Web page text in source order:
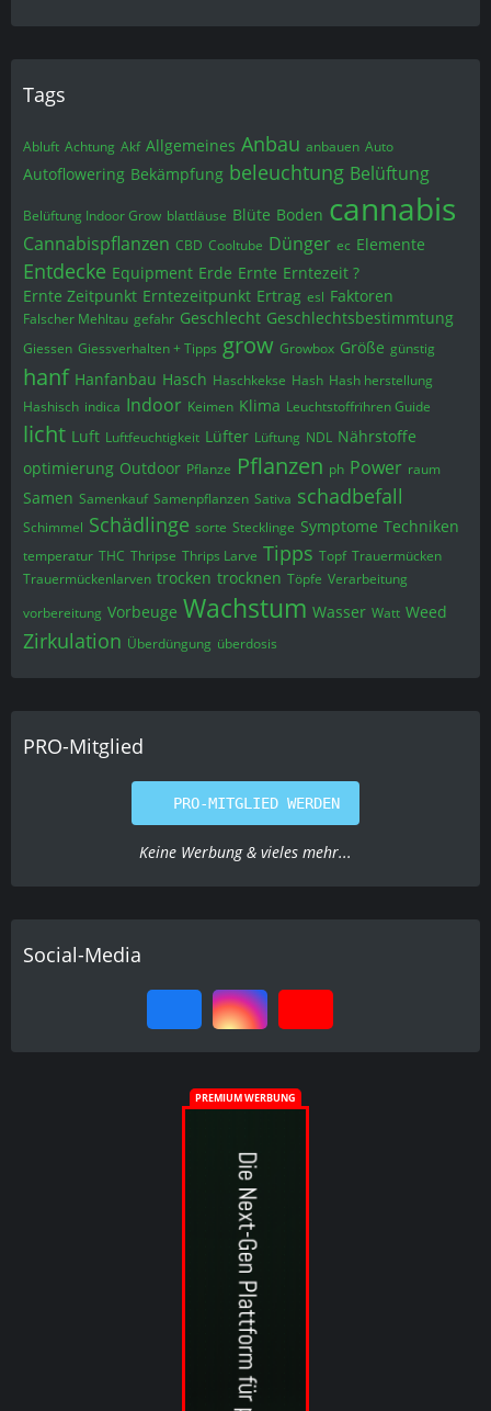
Tags
Abluft Achtung Akf Allgemeines Anbau anbauen Auto
Autoflowering Bekämpfung beleuchtung Belüftung
Belüftung Indoor Grow blattläuse Blüte Boden cannabis
Cannabispflanzen CBD Cooltube Dünger ec Elemente
Entdecke Equipment Erde Ernte Erntezeit ?
Ernte Zeitpunkt Erntezeitpunkt Ertrag esl Faktoren
Falscher Mehltau gefahr Geschlecht Geschlechtsbestimmtung
Giessen Giessverhalten + Tipps grow Growbox Größe günstig
hanf Hanfanbau Hasch Haschkekse Hash Hash herstellung
Hashisch indica Indoor Keimen Klima Leuchtstoffrïhren Guide
licht Luft Luftfeuchtigkeit Lüfter Lüftung NDL Nährstoffe
optimierung Outdoor Pflanze Pflanzen ph Power raum
Samen Samenkauf Samenpflanzen Sativa schadbefall
Schimmel Schädlinge sorte Stecklinge Symptome Techniken
temperatur THC Thripse Thrips Larve Tipps Topf Trauermücken
Trauermückenlarven trocken trocknen Töpfe Verarbeitung
vorbereitung Vorbeuge Wachstum Wasser Watt Weed
Zirkulation Überdüngung überdosis
PRO-Mitglied
PRO-MITGLIED WERDEN
Keine Werbung & vieles mehr...
Social-Media
PREMIUM WERBUNG